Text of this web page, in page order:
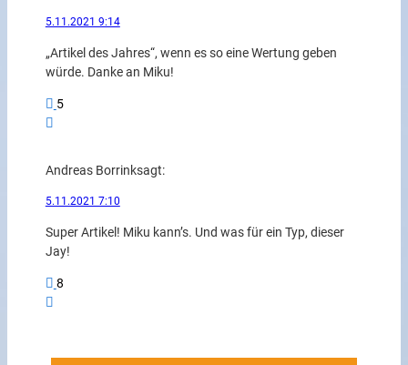
5.11.2021 9:14
„Artikel des Jahres“, wenn es so eine Wertung geben
würde. Danke an Miku!
5
Andreas Borrinksagt:
5.11.2021 7:10
Super Artikel! Miku kann’s. Und was für ein Typ, dieser
Jay!
8